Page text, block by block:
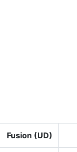
Fusion (UD)